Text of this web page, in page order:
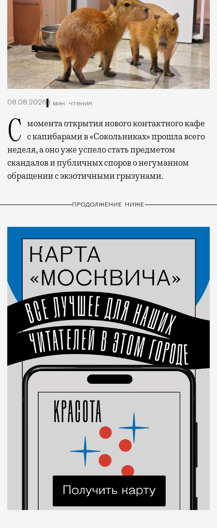
08.08.2026 1 мин. чтения
С момента открытия нового контактного кафе с капибарами в «Сокольниках» прошла всего
неделя, а оно уже успело стать предметом
скандалов и публичных споров о негуманном
обращении с экзотичными грызунами.
ПРОДОЛЖЕНИЕ НИЖЕ